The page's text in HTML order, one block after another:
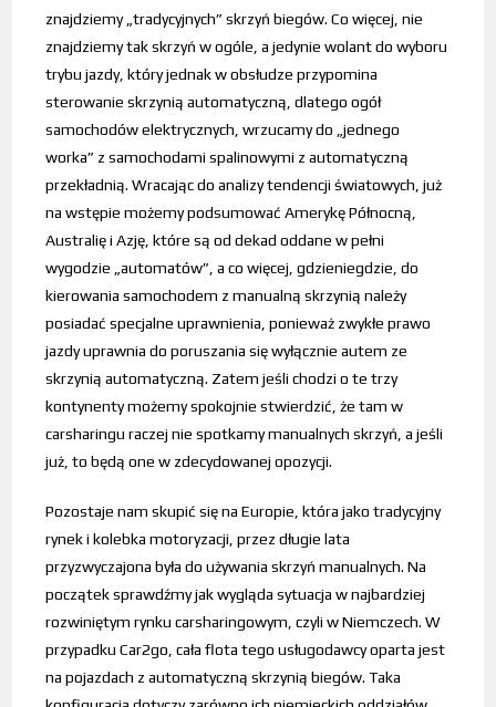
znajdziemy „tradycyjnych” skrzyń biegów. Co więcej, nie
znajdziemy tak skrzyń w ogóle, a jedynie wolant do wyboru
trybu jazdy, który jednak w obsłudze przypomina
sterowanie skrzynią automatyczną, dlatego ogół
samochodów elektrycznych, wrzucamy do „jednego
worka” z samochodami spalinowymi z automatyczną
przekładnią. Wracając do analizy tendencji światowych, już
na wstępie możemy podsumować Amerykę Północną,
Australię i Azję, które są od dekad oddane w pełni
wygodzie „automatów”, a co więcej, gdzieniegdzie, do
kierowania samochodem z manualną skrzynią należy
posiadać specjalne uprawnienia, ponieważ zwykłe prawo
jazdy uprawnia do poruszania się wyłącznie autem ze
skrzynią automatyczną. Zatem jeśli chodzi o te trzy
kontynenty możemy spokojnie stwierdzić, że tam w
carsharingu raczej nie spotkamy manualnych skrzyń, a jeśli
już, to będą one w zdecydowanej opozycji.
Pozostaje nam skupić się na Europie, która jako tradycyjny
rynek i kolebka motoryzacji, przez długie lata
przyzwyczajona była do używania skrzyń manualnych. Na
początek sprawdźmy jak wygląda sytuacja w najbardziej
rozwiniętym rynku carsharingowym, czyli w Niemczech. W
przypadku Car2go, cała flota tego usługodawcy oparta jest
na pojazdach z automatyczną skrzynią biegów. Taka